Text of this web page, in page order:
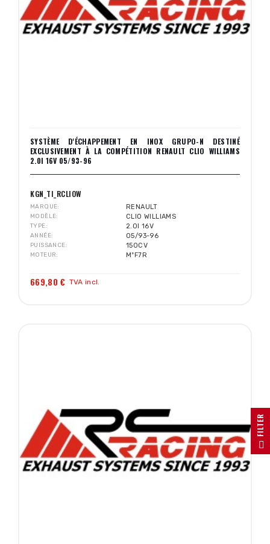
SYSTÈME D'ÉCHAPPEMENT EN INOX GRUPO-N DESTINÉ
EXCLUSIVEMENT À LA COMPÉTITION RENAULT CLIO WILLIAMS
2.0I 16V 05/93-96
KGN_TI_RCLIOW
MARQUE RENAULT
MODÈLE CLIO WILLIAMS
TYPE 2.0I 16V
ANNÉE 05/93-96
PUISSANCE 150CV
MOTEUR MºF7R
669,80 € TVA incl.
R